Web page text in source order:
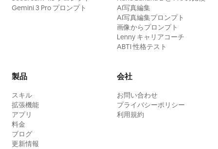
Gemini 3 Pro プロンプト
AI写真編集
AI写真編集プロンプト
画像からプロンプト
Lenny キャリアコーチ
ABTI 性格テスト
製品
スキル
拡張機能
アプリ
料金
ブログ
更新情報
会社
お問い合わせ
プライバシーポリシー
利用規約